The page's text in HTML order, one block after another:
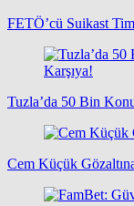
FETÖ’cü Suikast
Tuzla’da 50 Bin
Cem Küçük